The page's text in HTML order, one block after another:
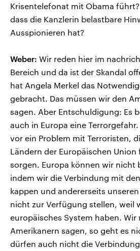
Krisentelefonat mit Obama
dass die Kanzlerin belastbare
Ausspionieren hat?
Weber: Wir reden hier im
Bereich und da ist der Skandal
hat Angela Merkel das
gebracht. Das müssen wir den
sagen. Aber Entschuldigung: Es
auch in Europa eine
vor ein Problem mit Terroristen,
Ländern der Europäischen Union
sorgen. Europa können wir nicht
indem wir die Verbindung mit
kappen und andererseits
nicht zur Verfügung stellen, weil
europäisches System haben. Wir
Amerikanern sagen, so geht es
dürfen auch nicht die